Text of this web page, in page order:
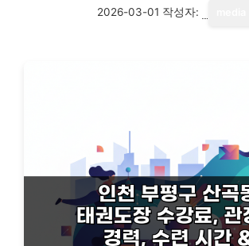
2026-03-01 작성자: